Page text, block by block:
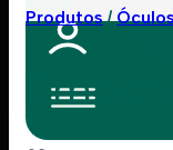
Produtos